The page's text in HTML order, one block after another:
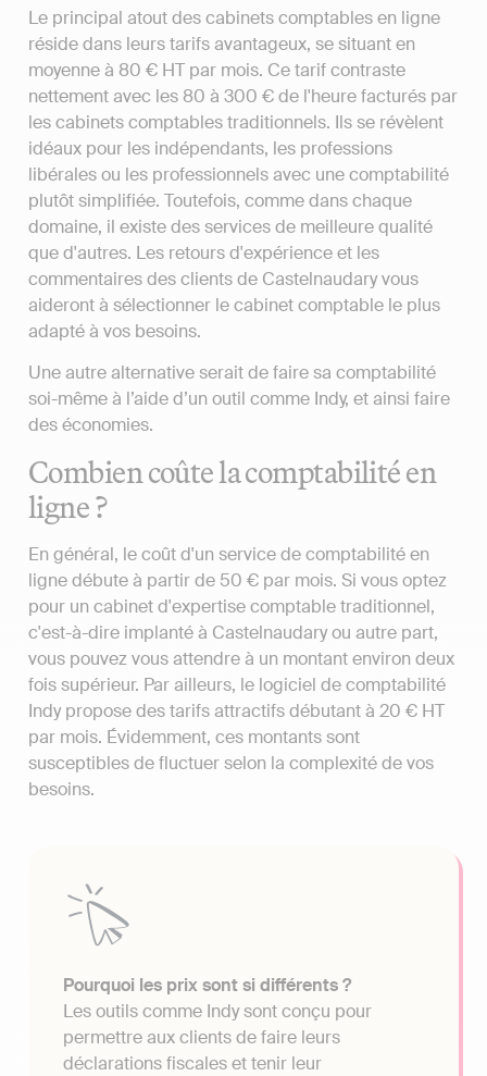
Le principal atout des cabinets comptables en ligne
réside dans leurs tarifs avantageux, se situant en
moyenne à 80 € HT par mois. Ce tarif contraste
nettement avec les 80 à 300 € de l'heure facturés par
les cabinets comptables traditionnels. Ils se révèlent
idéaux pour les indépendants, les professions
libérales ou les professionnels avec une comptabilité
plutôt simplifiée. Toutefois, comme dans chaque
domaine, il existe des services de meilleure qualité
que d'autres. Les retours d'expérience et les
commentaires des clients de Castelnaudary vous
aideront à sélectionner le cabinet comptable le plus
adapté à vos besoins.
Une autre alternative serait de faire sa comptabilité
soi-même à l’aide d’un outil comme Indy, et ainsi faire
des économies.
Combien coûte la comptabilité en
ligne ?
En général, le coût d'un service de comptabilité en
ligne débute à partir de 50 € par mois. Si vous optez
pour un cabinet d'expertise comptable traditionnel,
c'est-à-dire implanté à Castelnaudary ou autre part,
vous pouvez vous attendre à un montant environ deux
fois supérieur. Par ailleurs, le logiciel de comptabilité
Indy propose des tarifs attractifs débutant à 20 € HT
par mois. Évidemment, ces montants sont
susceptibles de fluctuer selon la complexité de vos
besoins.
Pourquoi les prix sont si différents ?
Les outils comme Indy sont conçu pour
permettre aux clients de faire leurs
déclarations fiscales et tenir leur